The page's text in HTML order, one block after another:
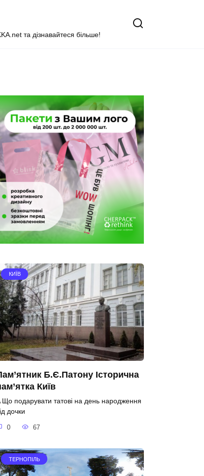
та дізнавайтеся більше!
КИЇВ
Б.Є.Патону Історична
Київ
Що подарувати татові на день народження
дочки
0 67
ТЕРНОПІЛЬ